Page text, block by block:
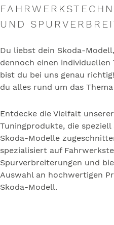
UND
Du liebst dein Skoda-
dennoch einen individuellen
bist du bei uns genau
du alles rund um das
Entdecke die Vielfalt
Tuningprodukte, die
Skoda-Modelle
spezialisiert auf
Spurverbreiterungen und
Auswahl an hochwertigen
Skoda-Modell.